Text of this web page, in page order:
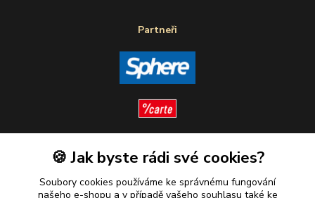
Partneři
Sledujte nás
🍪 Jak byste rádi své cookies?
Soubory cookies používáme ke správnému fungování
našeho e-shopu a v případě vašeho souhlasu také ke